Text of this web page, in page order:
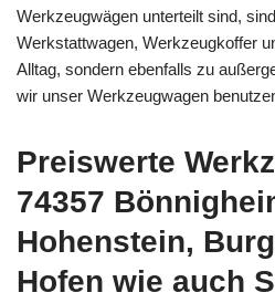
Werkzeugwägen unterteilt sind,
Werkstattwagen, Werkzeugkoffer
Alltag, sondern ebenfalls zu
wir unser Werkzeugwagen
Preiswerte
74357
Hohenstein,
Hofen wie auch